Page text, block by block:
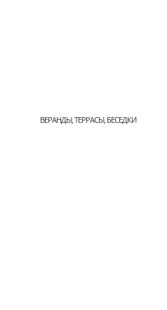
ВЕРАНДЫ, ТЕРРАСЫ, БЕСЕДКИ